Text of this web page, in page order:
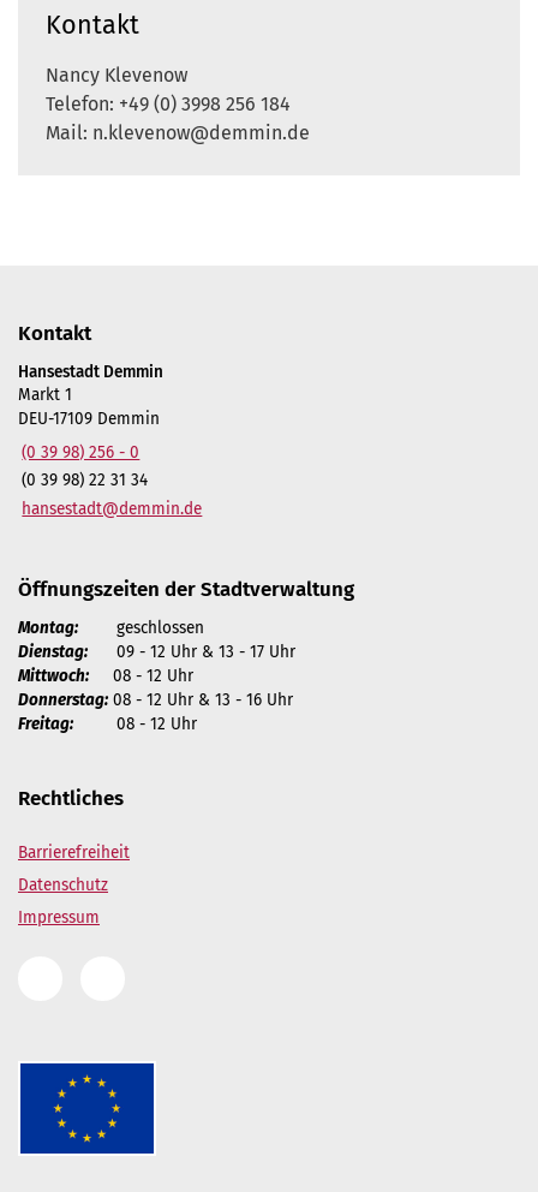
Kontakt
Nancy Klevenow
Telefon: +49 (0) 3998 256 184
Mail: n.klevenow@demmin.de
Kontakt
Hansestadt Demmin
Markt 1
DEU-17109 Demmin
(0 39 98) 256 - 0
(0 39 98) 22 31 34
hansestadt@demmin.de
Öffnungszeiten der Stadtverwaltung
Montag: geschlossen
Dienstag: 09 - 12 Uhr & 13 - 17 Uhr
Mittwoch: 08 - 12 Uhr
Donnerstag: 08 - 12 Uhr & 13 - 16 Uhr
Freitag: 08 - 12 Uhr
Rechtliches
Barrierefreiheit
Datenschutz
Impressum